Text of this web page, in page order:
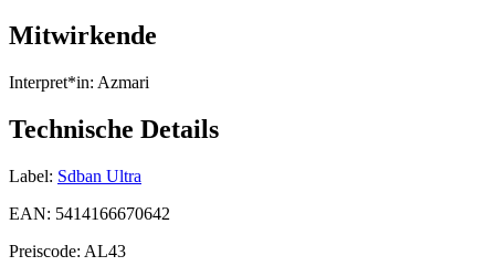
Mitwirkende
Interpret*in: Azmari
Technische Details
Label: Sdban Ultra
EAN: 5414166670642
Preiscode: AL43